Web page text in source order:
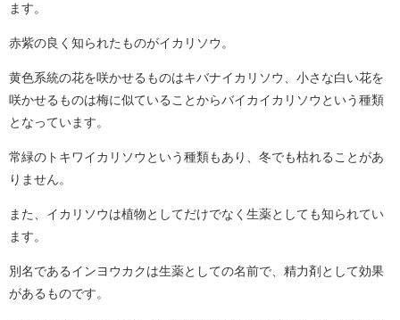
ます。
赤紫の良く知られたものがイカリソウ。
黄色系統の花を咲かせるものはキバナイカリソウ、小さな白い花を
咲かせるものは梅に似ていることからバイカイカリソウという種類
となっています。
常緑のトキワイカリソウという種類もあり、冬でも枯れることがあ
りません。
また、イカリソウは植物としてだけでなく生薬としても知られてい
ます。
別名であるインヨウカクは生薬としての名前で、精力剤として効果
があるものです。